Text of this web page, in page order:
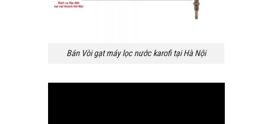
Bán Vòi gạt máy lọc nước karofi tại Hà Nội